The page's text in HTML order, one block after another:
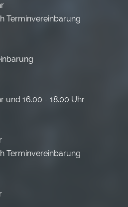
Terminvereinbarung
und 16.00 - 18.00 Uhr
Terminvereinbarung